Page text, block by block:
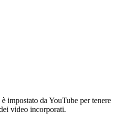
impostato da YouTube per tenere
video incorporati.